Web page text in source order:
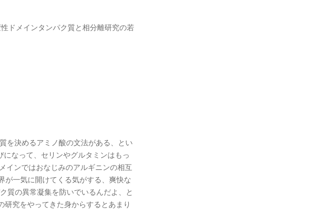
ドメインタンパク質と相分離研究の若
を決めるアミノ酸の文法がある、とい
なって、セリンやグルタミンはもっ
インではおなじみのアルギニンの相互
が一気に開けてくる気がする、爽快な
質の異常凝集を防いでいるんだよ、と
究をやってきた身からするとあまり